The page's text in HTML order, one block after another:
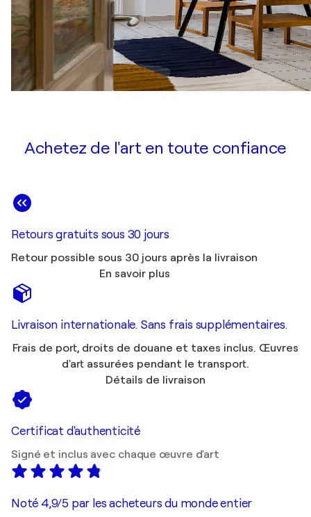
Achetez de l'art en toute confiance
Retours gratuits sous 30 jours
Retour possible sous 30 jours après la livraison
En savoir plus
Livraison internationale. Sans frais supplémentaires.
Frais de port, droits de douane et taxes inclus. Œuvres
d'art assurées pendant le transport.
Détails de livraison
Certificat d'authenticité
Signé et inclus avec chaque œuvre d'art
Noté 4,9/5 par les acheteurs du monde entier